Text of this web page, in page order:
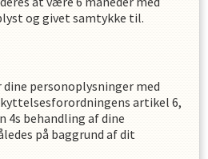
og givet samtykke til.
dine personoplysninger med
artikel 6,
4s behandling af dine
på baggrund af dit